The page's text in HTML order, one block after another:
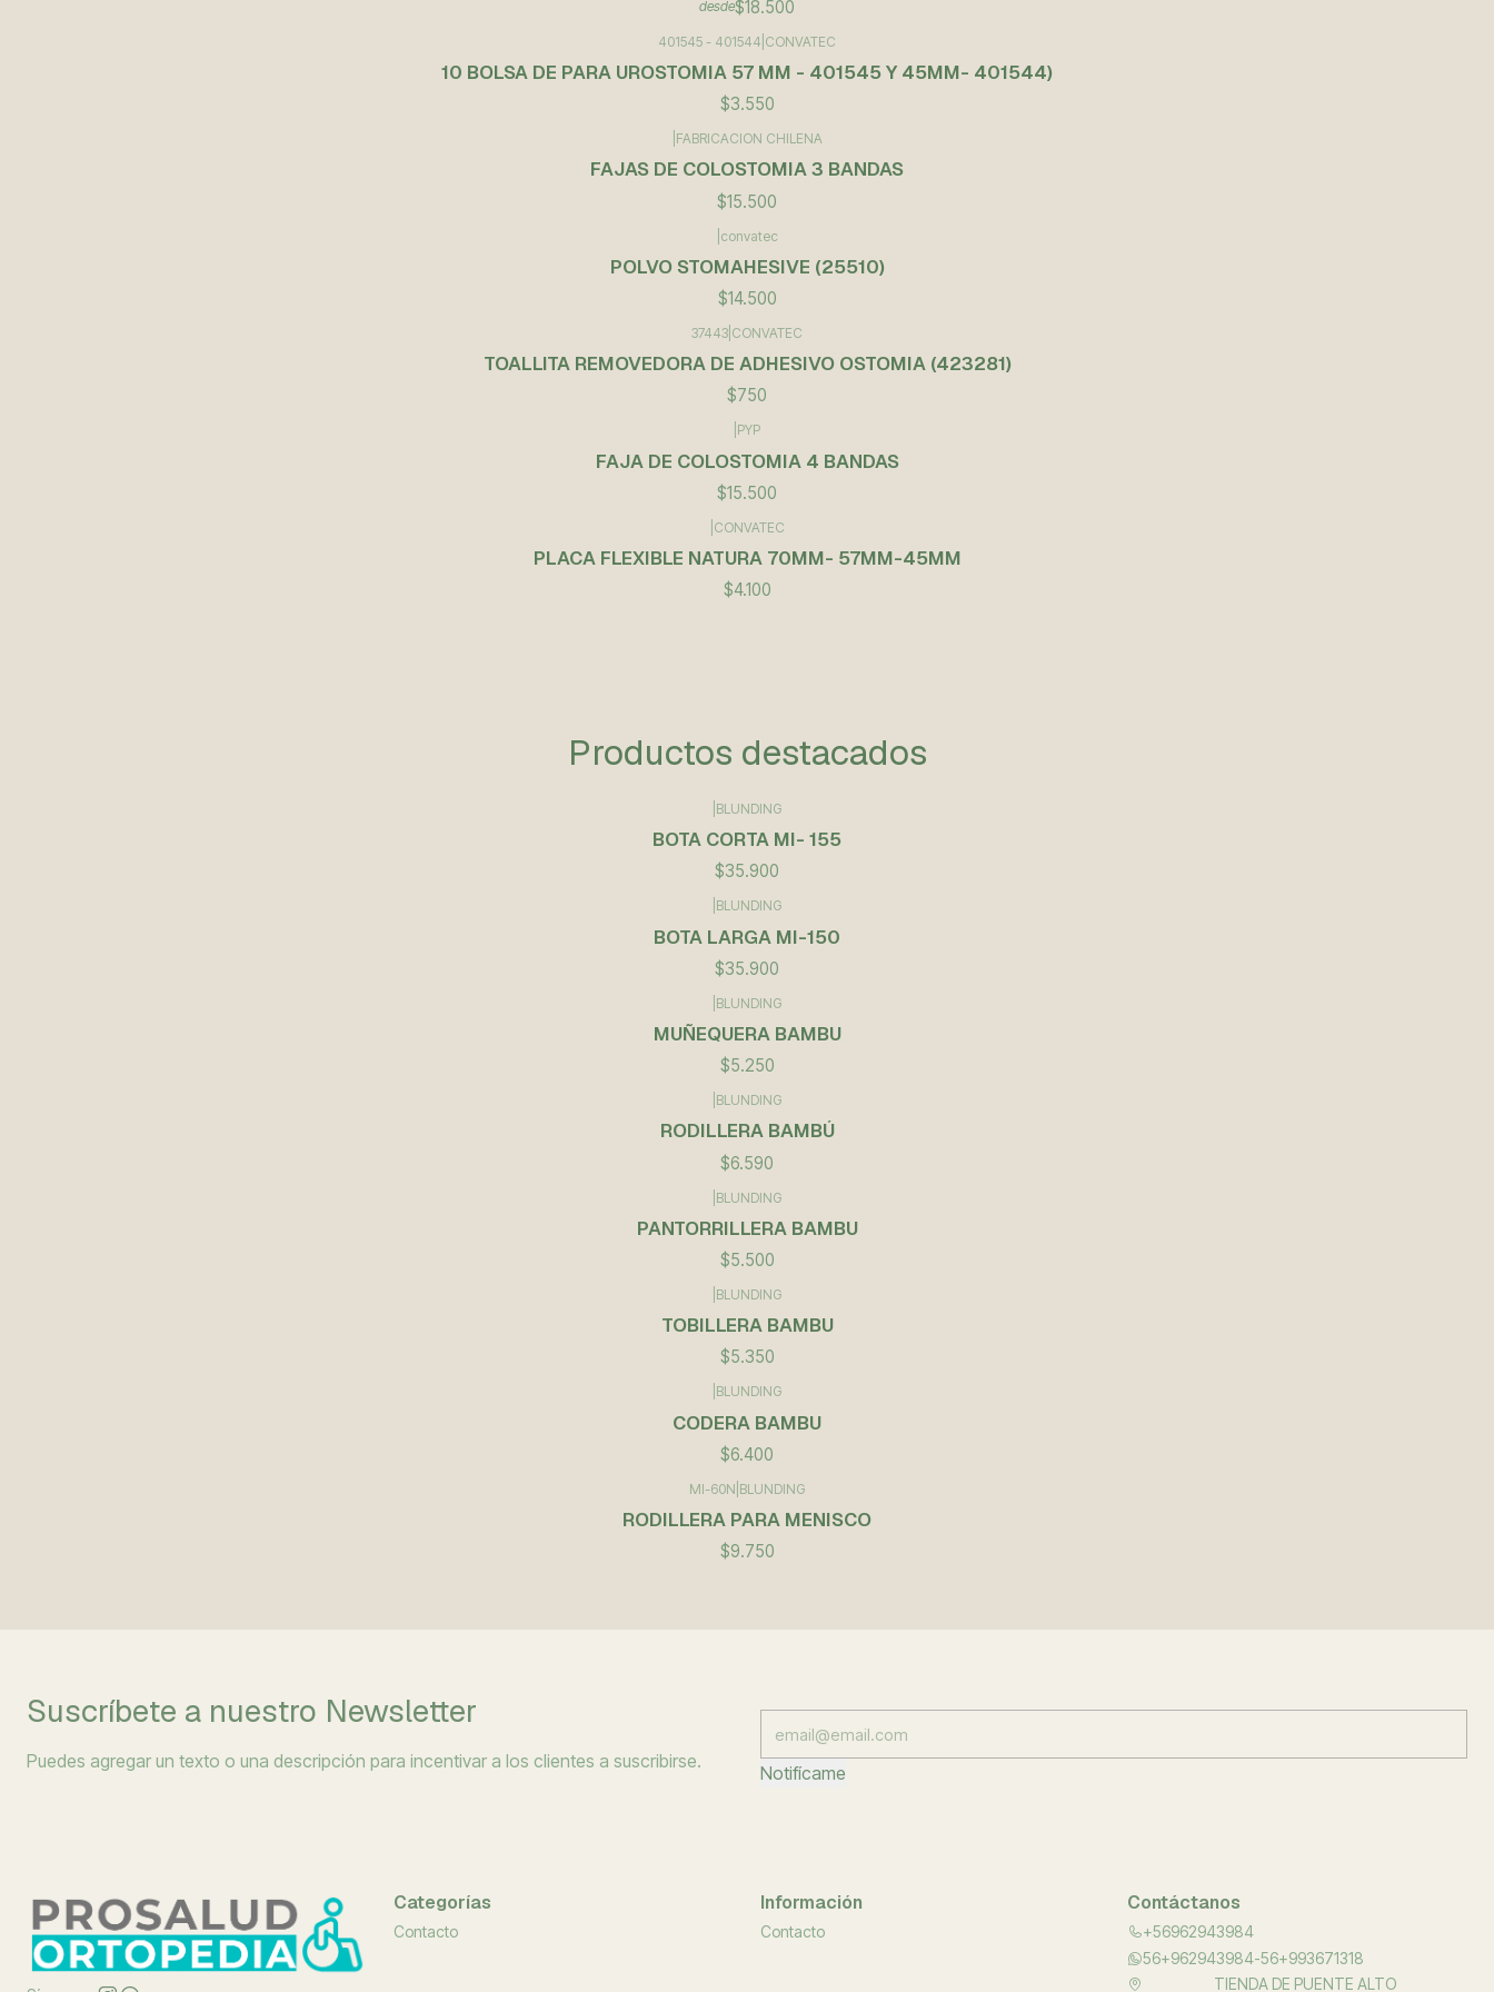
desde$18.500
401545 - 401544 CONVATEC
10 BOLSA DE PARA UROSTOMIA 57 MM - 401545 Y 45MM- 401544)
$3.550
FABRICACION CHILENA
FAJAS DE COLOSTOMIA 3 BANDAS
$15.500
convatec
POLVO STOMAHESIVE (25510)
$14.500
37443 CONVATEC
TOALLITA REMOVEDORA DE ADHESIVO OSTOMIA (423281)
$750
PYP
FAJA DE COLOSTOMIA 4 BANDAS
$15.500
CONVATEC
PLACA FLEXIBLE NATURA 70MM- 57MM-45MM
$4.100
Productos destacados
BLUNDING
BOTA CORTA MI- 155
$35.900
BLUNDING
BOTA LARGA MI-150
$35.900
BLUNDING
MUÑEQUERA BAMBU
$5.250
BLUNDING
RODILLERA BAMBÚ
$6.590
BLUNDING
PANTORRILLERA BAMBU
$5.500
BLUNDING
TOBILLERA BAMBU
$5.350
BLUNDING
CODERA BAMBU
$6.400
MI-60N BLUNDING
RODILLERA PARA MENISCO
$9.750
Suscríbete a nuestro Newsletter
Puedes agregar un texto o una descripción para incentivar a los clientes a suscribirse.
Notifícame
Categorías
Contacto
Información
Contacto
Contáctanos
+56962943984
56+962943984-56+993671318
TIENDA DE PUENTE ALTO